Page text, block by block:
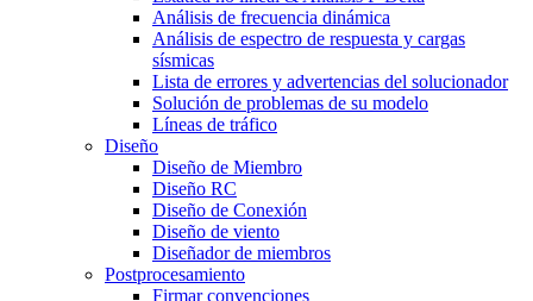
Análisis de frecuencia dinámica
Análisis de espectro de respuesta y cargas
sísmicas
Lista de errores y advertencias del solucionador
Solución de problemas de su modelo
Líneas de tráfico
Diseño
Diseño de Miembro
Diseño RC
Diseño de Conexión
Diseño de viento
Diseñador de miembros
Postprocesamiento
Firmar convenciones